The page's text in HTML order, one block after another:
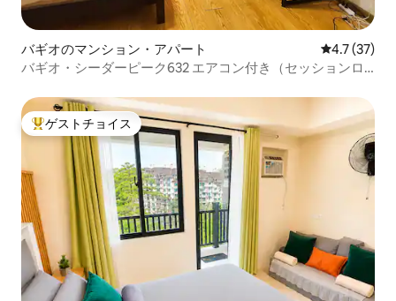
バギオのマンション・アパート レビュー37
4.7 (37)
バギオ・シーダーピーク632 エアコン付き（セッションロ
大好評のゲストチョイスです。
ゲストチョイス